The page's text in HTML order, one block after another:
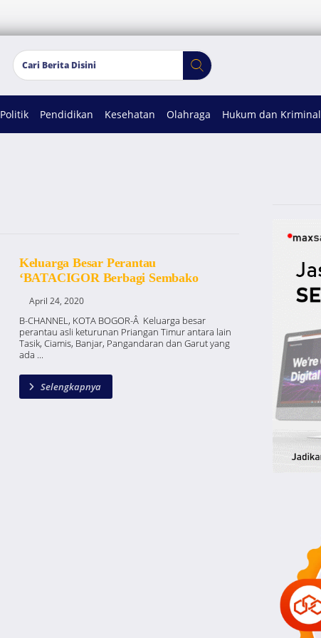
Politik Pendidikan Kesehatan Olahraga Hukum dan Kriminal
Keluarga Besar Perantau
‘BATACIGOR Berbagi Sembako
April 24, 2020
B-CHANNEL, KOTA BOGOR-Â Keluarga besar
perantau asli keturunan Priangan Timur antara lain
Tasik, Ciamis, Banjar, Pangandaran dan Garut yang
ada ...
Selengkapnya